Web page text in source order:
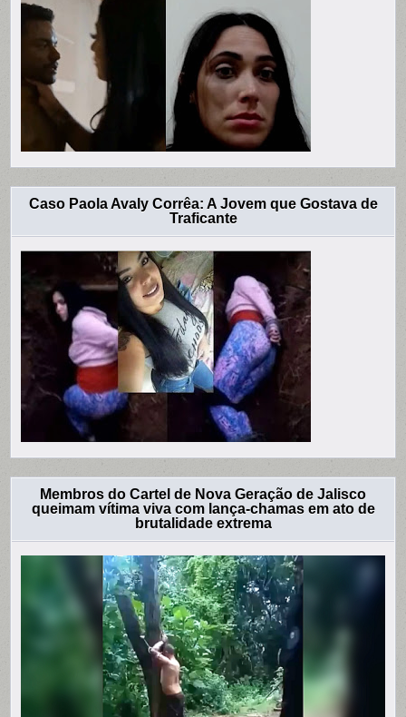
Caso Paola Avaly Corrêa: A Jovem que Gostava de
Traficante
Membros do Cartel de Nova Geração de Jalisco
queimam vítima viva com lança-chamas em ato de
brutalidade extrema